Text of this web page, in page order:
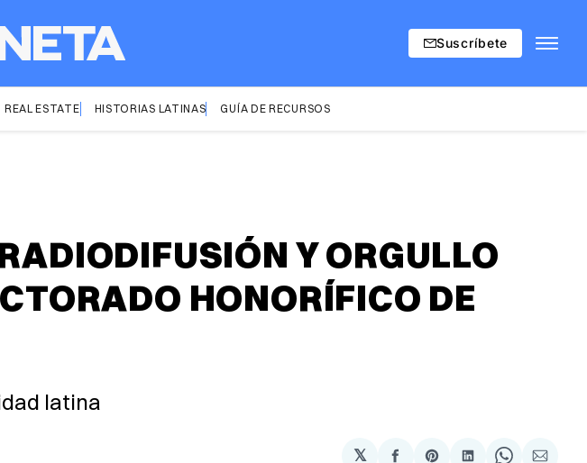
Suscríbete
REAL ESTATE HISTORIAS LATINAS GUÍA DE RECURSOS
Y ORGULLO
HONORÍFICO DE
latina
𝕏